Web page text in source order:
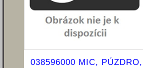
038596000 MIC, PÚZDRO,